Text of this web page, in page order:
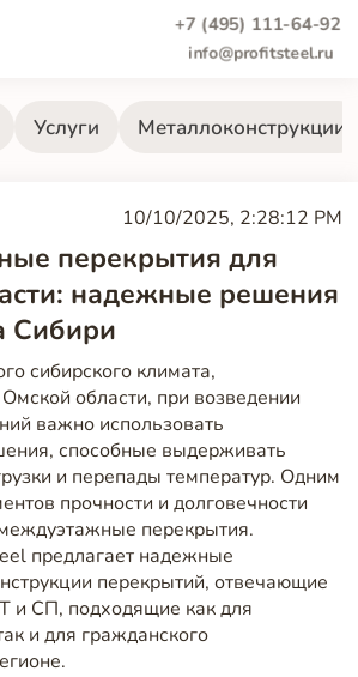
+7 (495) 111-64-92
info@profitsteel.ru
Услуги Металлоконструкции
10/10/2025, 2:28:12 PM
перекрытия для
надежные решения
Сибири
сибирского климата,
области, при возведении
важно использовать
способные выдерживать
и перепады температур. Одним
прочности и долговечности
перекрытия.
предлагает надежные
перекрытий, отвечающие
и СП, подходящие как для
и для гражданского